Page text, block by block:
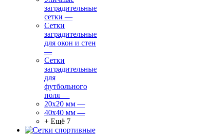
заградительные
сетки —
Сетки
заградительные
для окон и стен
—
Сетки
заградительные
для
футбольного
поля —
20х20 мм —
40х40 мм —
+ Ещё 7